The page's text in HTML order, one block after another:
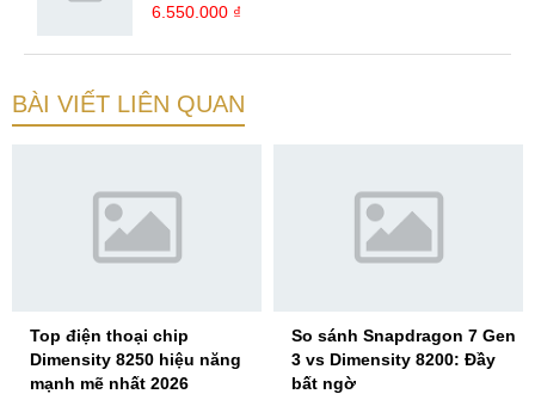
6.550.000 ₫
BÀI VIẾT LIÊN QUAN
Top điện thoại chip
Dimensity 8250 hiệu năng
mạnh mẽ nhất 2026
So sánh Snapdragon 7 Gen
3 vs Dimensity 8200: Đầy
bất ngờ